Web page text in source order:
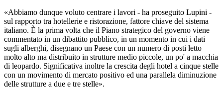
«Abbiamo dunque voluto centrare i lavori - ha proseguito Lupini -
sul rapporto tra hotellerie e ristorazione, fattore chiave del sistema
italiano. È la prima volta che il Piano strategico del governo viene
commentato in un dibattito pubblico, in un momento in cui i dati
sugli alberghi, disegnano un Paese con un numero di posti letto
molto alto ma distribuito in strutture medio piccole, un po' a macchia
di leopardo. Significativa inoltre la crescita degli hotel a cinque stelle
con un movimento di mercato positivo ed una parallela diminuzione
delle strutture a due e tre stelle».